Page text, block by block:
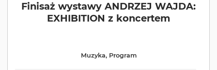
Finisaż wystawy ANDRZEJ WAJDA:
EXHIBITION z koncertem
Muzyka, Program